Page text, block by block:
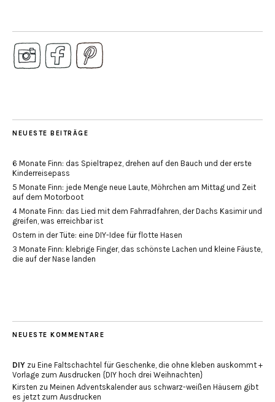
NEUESTE BEITRÄGE
6 Monate Finn: das Spieltrapez, drehen auf den Bauch und der erste
Kinderreisepass
5 Monate Finn: jede Menge neue Laute, Möhrchen am Mittag und Zeit
auf dem Motorboot
4 Monate Finn: das Lied mit dem Fahrradfahren, der Dachs Kasimir und
greifen, was erreichbar ist
Ostern in der Tüte: eine DIY-Idee für flotte Hasen
3 Monate Finn: klebrige Finger, das schönste Lachen und kleine Fäuste,
die auf der Nase landen
NEUESTE KOMMENTARE
DIY zu Eine Faltschachtel für Geschenke, die ohne kleben auskommt +
Vorlage zum Ausdrucken {DIY hoch drei Weihnachten}
Kirsten zu Meinen Adventskalender aus schwarz-weißen Häusern gibt
es jetzt zum Ausdrucken